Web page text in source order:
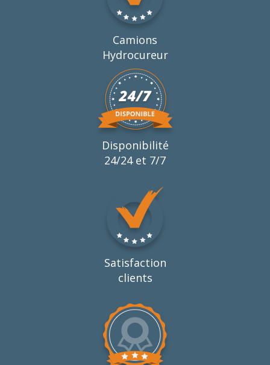
Camions
Hydrocureur
Disponibilité
24/24 et 7/7
Satisfaction
clients